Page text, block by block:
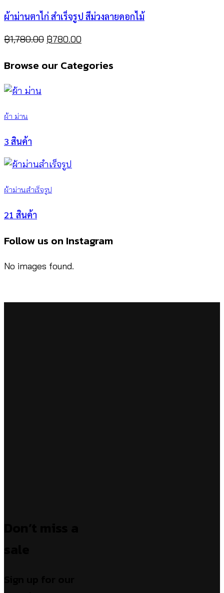
ผ้าม่านตาไก่ สำเร็จรูป สีม่วงลายดอกไม้
฿1,780.00 Original
was:
฿780.00
is:
Browse our Categories
ผ้า ม่าน
3 สินค้า
ผ้าม่านสำเร็จรูป
21 สินค้า
Follow us on Instagram
No images found.